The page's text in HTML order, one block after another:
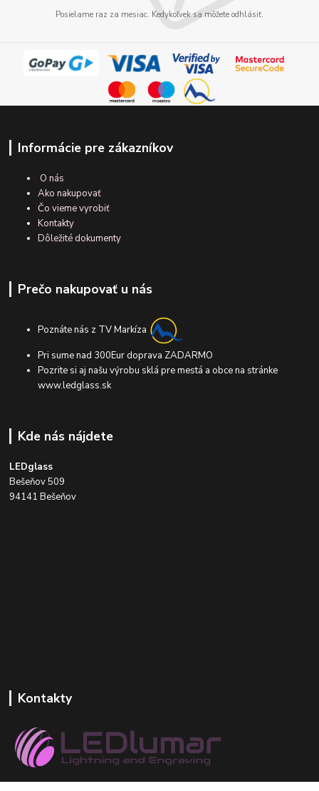
Posielame raz za mesiac. Kedykoľvek sa môžete odhlásiť.
Informácie pre zákazníkov
O nás
Ako nakupovať
Čo vieme vyrobiť
Kontakty
Dôležité dokumenty
Prečo nakupovať u nás
Poznáte nás z TV Markíza
Pri sume nad 300Eur doprava ZADARMO
Pozrite si aj našu výrobu sklá pre mestá a obce na stránke
www.ledglass.sk
Kde nás nájdete
LEDglass
Bešeňov 509
94141 Bešeňov
Kontakty